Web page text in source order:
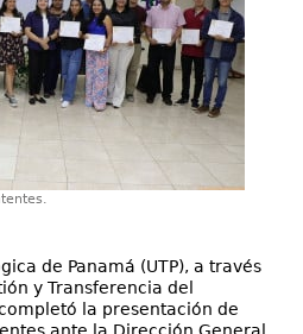
de Panamá (UTP), a través
y Transferencia del
la presentación de